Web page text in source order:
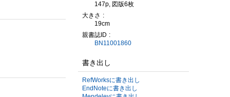
147p, 図版6枚
大きさ
19cm
親書誌ID
BN11001860
書き出し
RefWorksに書き出し
EndNoteに書き出し